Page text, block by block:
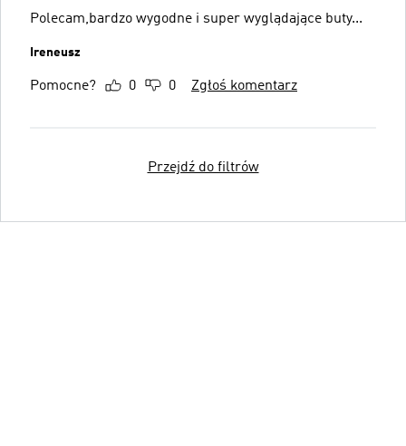
Polecam,bardzo wygodne i super wyglądające buty...
Ireneusz
Pomocne? 0 0 Zgłoś komentarz
Przejdź do filtrów